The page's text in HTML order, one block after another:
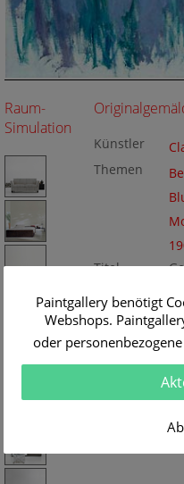
Raum-
Simulation
Künstler
Themen
Titel
Originalgrö
ße
Öl/Leinwand
Paintgallery benötigt
Webshops.
oder